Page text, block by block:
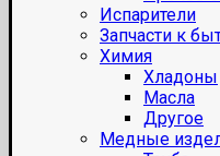
Испарители
Запчасти к
Химия
Хладоны
Масла
Другое
Медные